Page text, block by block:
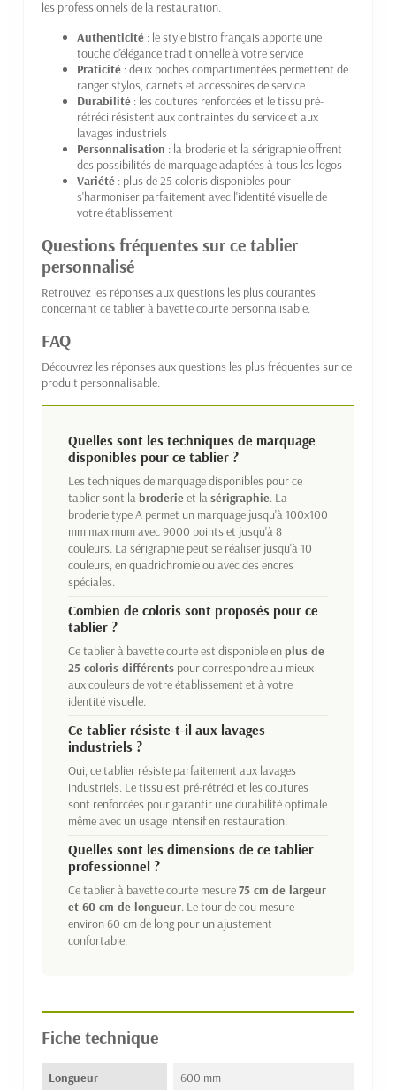
les professionnels de la restauration.
Authenticité : le style bistro français apporte une
touche d'élégance traditionnelle à votre service
Praticité : deux poches compartimentées permettent de
ranger stylos, carnets et accessoires de service
Durabilité : les coutures renforcées et le tissu pré-
rétréci résistent aux contraintes du service et aux
lavages industriels
Personnalisation : la broderie et la sérigraphie offrent
des possibilités de marquage adaptées à tous les logos
Variété : plus de 25 coloris disponibles pour
s'harmoniser parfaitement avec l'identité visuelle de
votre établissement
Questions fréquentes sur ce tablier
personnalisé
Retrouvez les réponses aux questions les plus courantes
concernant ce tablier à bavette courte personnalisable.
FAQ
Découvrez les réponses aux questions les plus fréquentes sur ce
produit personnalisable.
Quelles sont les techniques de marquage
disponibles pour ce tablier ?
Les techniques de marquage disponibles pour ce
tablier sont labroderieet lasérigraphie. La
broderie type A permet un marquage jusqu'à 100x100
mm maximum avec 9000 points et jusqu'à 8
couleurs. La sérigraphie peut se réaliser jusqu'à 10
couleurs, en quadrichromie ou avec des encres
spéciales.
Combien de coloris sont proposés pour ce
tablier ?
Ce tablier à bavette courte est disponible enplus de
25 coloris différents pour correspondre au mieux
aux couleurs de votre établissement et à votre
identité visuelle.
Ce tablier résiste-t-il aux lavages
industriels ?
Oui, ce tablier résiste parfaitement aux lavages
industriels. Le tissu est pré-rétréci et les coutures
sont renforcées pour garantir une durabilité optimale
même avec un usage intensif en restauration.
Quelles sont les dimensions de ce tablier
professionnel ?
Ce tablier à bavette courte mesure75 cm de largeur
et 60 cm de longueur. Le tour de cou mesure
environ 60 cm de long pour un ajustement
confortable.
Fiche technique
Longueur 600 mm